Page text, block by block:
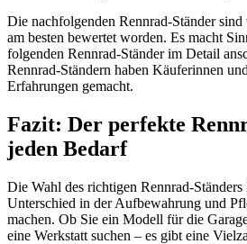
Die nachfolgenden Rennrad-Ständer
am besten bewertet worden. Es macht
folgenden Rennrad-Ständer im Detail
Rennrad-Ständern haben Käuferinnen
Erfahrungen gemacht.
Fazit: Der perfekte
jeden Bedarf
Die Wahl des richtigen Rennrad-Ständers
Unterschied in der Aufbewahrung und
machen. Ob Sie ein Modell für die
eine Werkstatt suchen – es gibt eine